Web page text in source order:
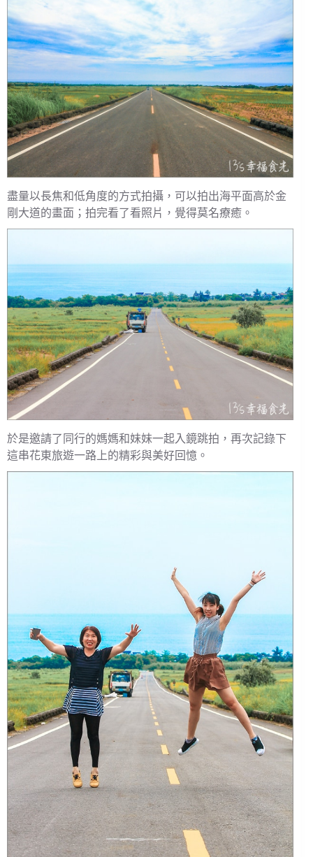
盡量以長焦和低角度的方式拍攝，可以拍出海平面高於金
剛大道的畫面；拍完看了看照片，覺得莫名療癒。
於是邀請了同行的媽媽和妹妹一起入鏡跳拍，再次記錄下
這串花東旅遊一路上的精彩與美好回憶。